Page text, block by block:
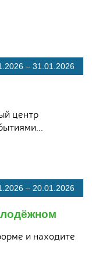
– 31.01.2026
центр
– 20.01.2026
и находите